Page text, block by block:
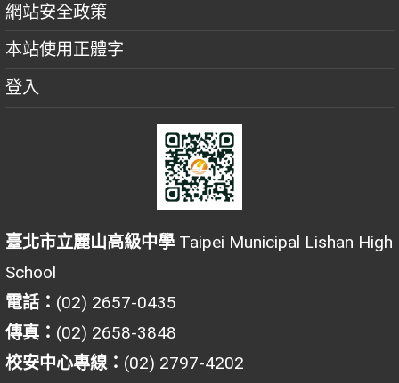
網站安全政策
本站使用正體字
登入
臺北市立麗山高級中學 Taipei Municipal Lishan High
School
電話： (02) 2657-0435
傳真： (02) 2658-3848
校安中心專線： (02) 2797-4202